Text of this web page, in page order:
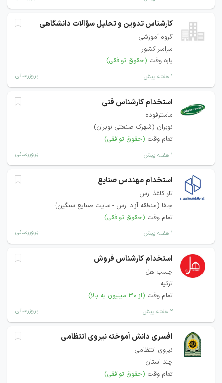
کارشناس تدوین و تحلیل سؤالات دانشگاهی
گروه آموزشی
سراسر کشور
پاره وقت (حقوق توافقی)
۱ هفته پیش بروزرسانی
استخدام کارشناس فنی
ماسترفوده
نوبران (شهرک صنعتی نوبران)
تمام وقت (حقوق توافقی)
۱ هفته پیش بروزرسانی
استخدام مهندس صنایع
تاو کاغذ ارس
جلفا (منطقه آزاد ارس - سایت صنایع سنگین)
تمام وقت (حقوق توافقی)
۱ هفته پیش بروزرسانی
استخدام کارشناس فروش
چسب هل
ترکیه
تمام وقت (از ۳۰ میلیون به بالا)
۲ هفته پیش بروزرسانی
افسری دانش آموخته نیروی انتظامی
نیروی انتظامی
چند استان
تمام وقت (حقوق توافقی)